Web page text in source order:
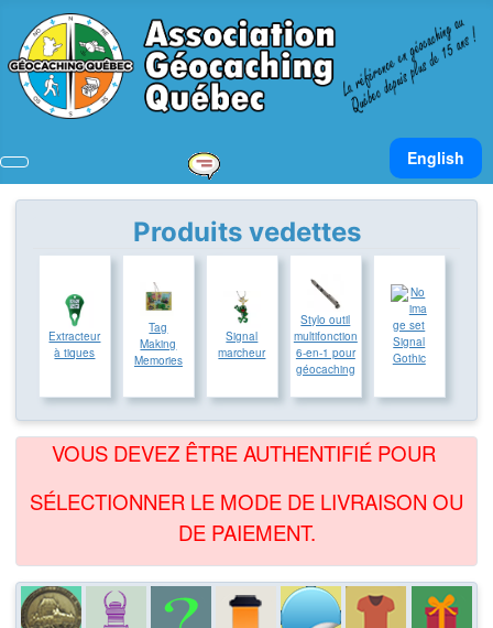
Sélectionnez
English
Produits vedettes
Extracteur
à tiques
Tag
Making
Memories
Signal
marcheur
Stylo outil
multifonction
6-en-1 pour
géocaching
Signal
Gothic
VOUS DEVEZ ÊTRE AUTHENTIFIÉ POUR
SÉLECTIONNER LE MODE DE LIVRAISON OU
DE PAIEMENT.